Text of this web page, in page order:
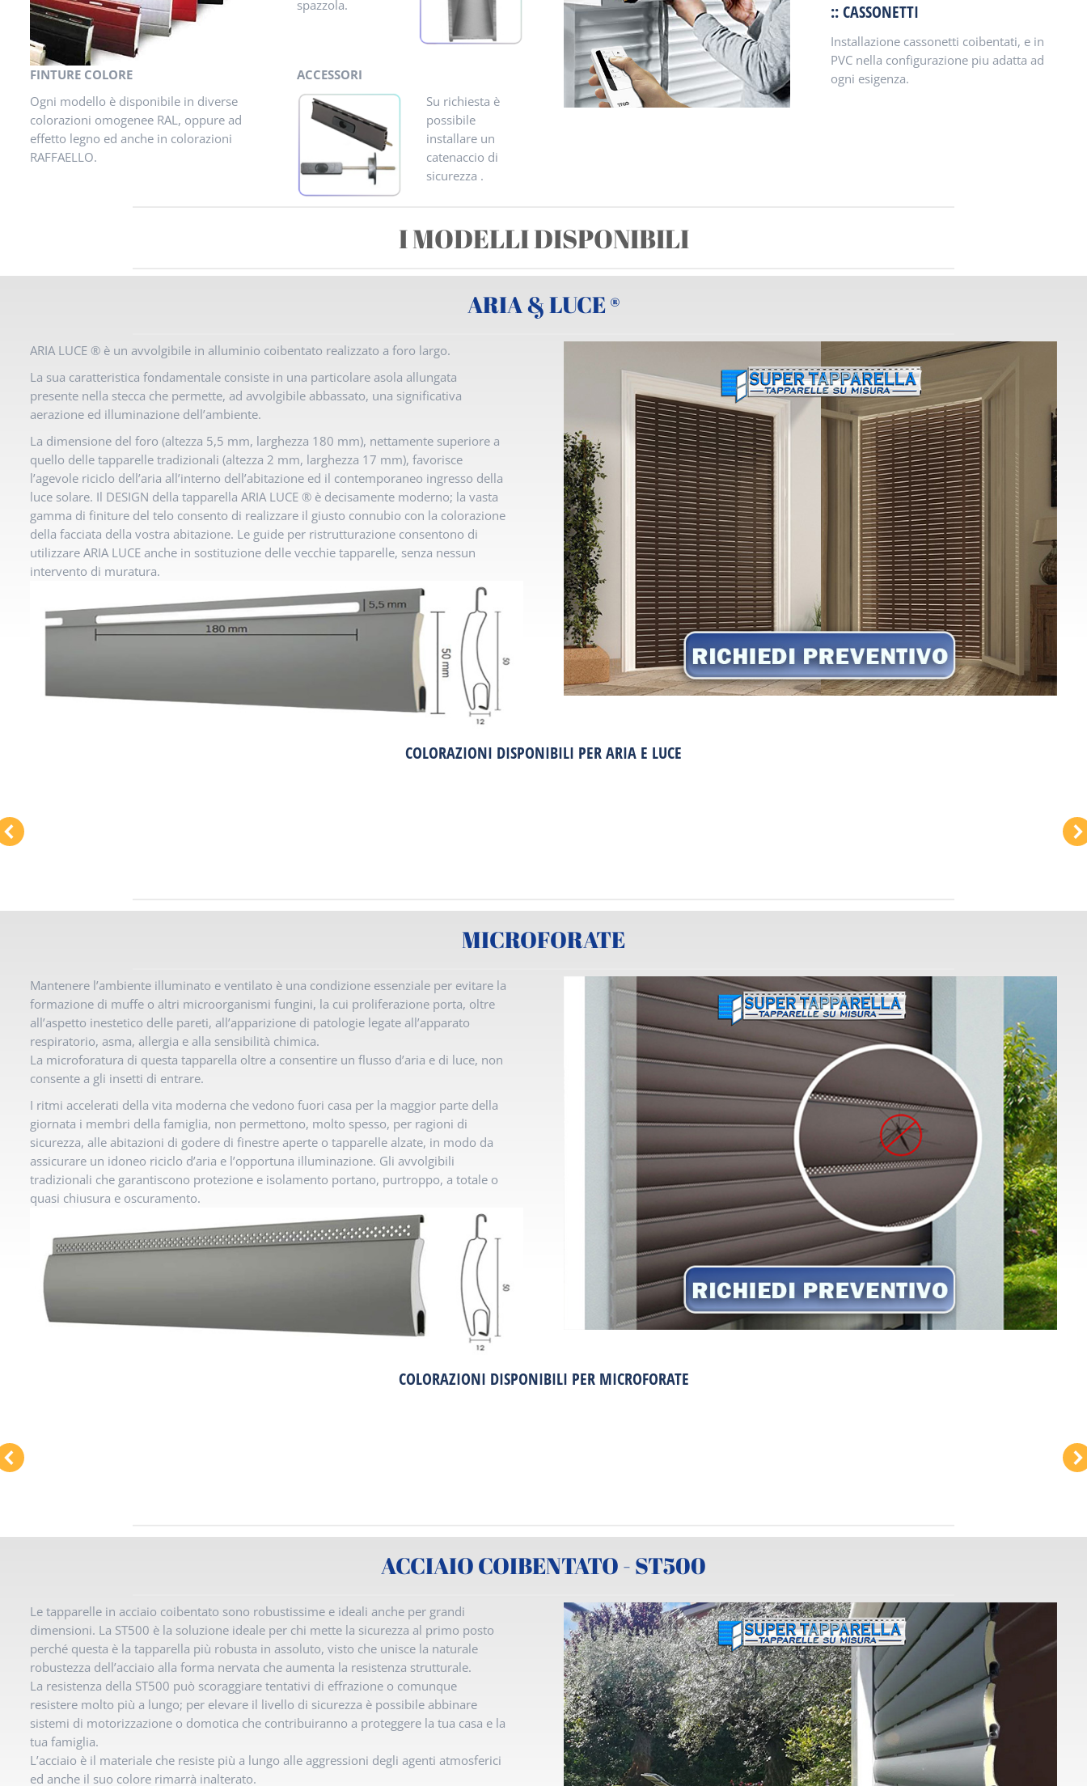
spazzola.
FINTURE COLORE
Ogni modello è disponibile in diverse
colorazioni omogenee RAL, oppure ad
effetto legno ed anche in colorazioni
RAFFAELLO.
ACCESSORI
Su richiesta è
possibile
installare un
catenaccio di
sicurezza .
:: CASSONETTI
Installazione cassonetti coibentati, e in
PVC nella configurazione piu adatta ad
ogni esigenza.
I MODELLI DISPONIBILI
ARIA & LUCE ®
ARIA LUCE ® è un avvolgibile in alluminio coibentato realizzato a foro largo.
La sua caratteristica fondamentale consiste in una particolare asola allungata
presente nella stecca che permette, ad avvolgibile abbassato, una significativa
aerazione ed illuminazione dell’ambiente.
La dimensione del foro (altezza 5,5 mm, larghezza 180 mm), nettamente superiore a
quello delle tapparelle tradizionali (altezza 2 mm, larghezza 17 mm), favorisce
l’agevole riciclo dell’aria all’interno dell’abitazione ed il contemporaneo ingresso della
luce solare. Il DESIGN della tapparella ARIA LUCE ® è decisamente moderno; la vasta
gamma di finiture del telo consento di realizzare il giusto connubio con la colorazione
della facciata della vostra abitazione. Le guide per ristrutturazione consentono di
utilizzare ARIA LUCE anche in sostituzione delle vecchie tapparelle, senza nessun
intervento di muratura.
COLORAZIONI DISPONIBILI PER ARIA E LUCE
MICROFORATE
Mantenere l’ambiente illuminato e ventilato è una condizione essenziale per evitare la
formazione di muffe o altri microorganismi fungini, la cui proliferazione porta, oltre
all’aspetto inestetico delle pareti, all’apparizione di patologie legate all’apparato
respiratorio, asma, allergia e alla sensibilità chimica.
La microforatura di questa tapparella oltre a consentire un flusso d’aria e di luce, non
consente a gli insetti di entrare.
I ritmi accelerati della vita moderna che vedono fuori casa per la maggior parte della
giornata i membri della famiglia, non permettono, molto spesso, per ragioni di
sicurezza, alle abitazioni di godere di finestre aperte o tapparelle alzate, in modo da
assicurare un idoneo riciclo d’aria e l’opportuna illuminazione. Gli avvolgibili
tradizionali che garantiscono protezione e isolamento portano, purtroppo, a totale o
quasi chiusura e oscuramento.
COLORAZIONI DISPONIBILI PER MICROFORATE
ACCIAIO COIBENTATO - ST500
Le tapparelle in acciaio coibentato sono robustissime e ideali anche per grandi
dimensioni. La ST500 è la soluzione ideale per chi mette la sicurezza al primo posto
perché questa è la tapparella più robusta in assoluto, visto che unisce la naturale
robustezza dell’acciaio alla forma nervata che aumenta la resistenza strutturale.
La resistenza della ST500 può scoraggiare tentativi di effrazione o comunque
resistere molto più a lungo; per elevare il livello di sicurezza è possibile abbinare
sistemi di motorizzazione o domotica che contribuiranno a proteggere la tua casa e la
tua famiglia.
L’acciaio è il materiale che resiste più a lungo alle aggressioni degli agenti atmosferici
ed anche il suo colore rimarrà inalterato.